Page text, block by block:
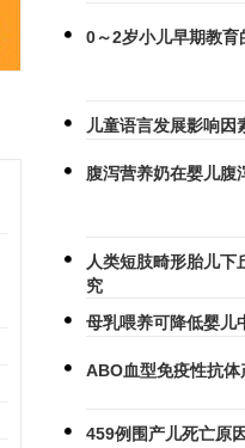
0～2岁小儿早期教育
儿童语言发展影响因
腹泻营养奶在婴儿腹
人类短肢畸形胎儿
究
母乳喂养可降低婴儿
ABO血型免疫性抗
459例围产儿死亡原